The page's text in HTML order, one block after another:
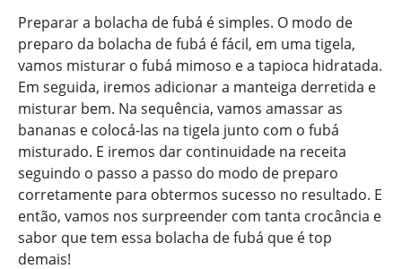
Preparar a bolacha de fubá é simples. O modo de
preparo da bolacha de fubá é fácil, em uma tigela,
vamos misturar o fubá mimoso e a tapioca hidratada.
Em seguida, iremos adicionar a manteiga derretida e
misturar bem. Na sequência, vamos amassar as
bananas e colocá-las na tigela junto com o fubá
misturado. E iremos dar continuidade na receita
seguindo o passo a passo do modo de preparo
corretamente para obtermos sucesso no resultado. E
então, vamos nos surpreender com tanta crocância e
sabor que tem essa bolacha de fubá que é top
demais!